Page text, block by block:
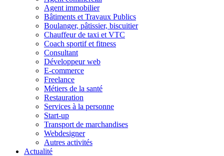
Agent immobilier
Bâtiments et Travaux Publics
Boulanger, pâtissier, biscuitier
Chauffeur de taxi et VTC
Coach sportif et fitness
Consultant
Développeur web
E-commerce
Freelance
Métiers de la santé
Restauration
Services à la personne
Start-up
Transport de marchandises
Webdesigner
Autres activités
Actualité